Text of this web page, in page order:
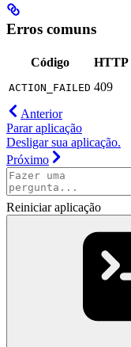
Erros comuns
Código HTTP
ACTION_FAILED 409
Anterior
Parar aplicação
Desligar sua aplicação.
Próximo
Reiniciar aplicação